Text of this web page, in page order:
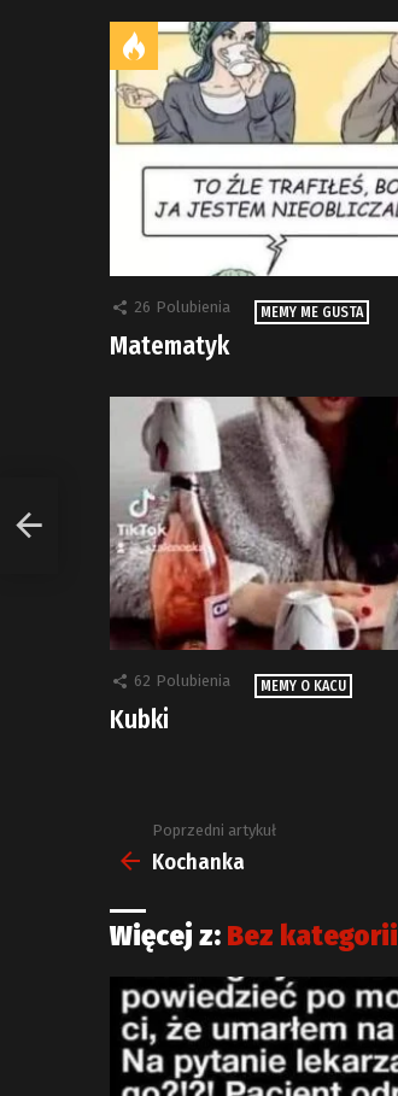
26 Polubienia MEMY ME GUSTA
Matematyk
62 Polubienia MEMY O KACU
Kubki
Zobacz
więcej
Poprzedni artykuł
Kochanka
Więcej z: Bez kategorii